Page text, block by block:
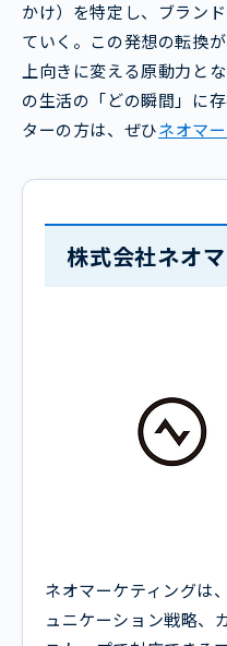
かけ）を特定し、ブラン
ていく。この発想の転換
上向きに変える原動力と
の生活の「どの瞬間」に
ターの方は、ぜひネオマ
株式会社ネオ
ネオマーケティングは
ュニケーション戦略、